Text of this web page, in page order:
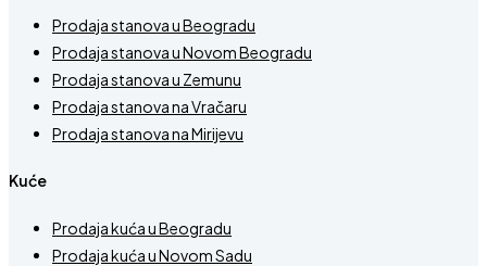
Prodaja stanova u Beogradu
Prodaja stanova u Novom Beogradu
Prodaja stanova u Zemunu
Prodaja stanova na Vračaru
Prodaja stanova na Mirijevu
Kuće
Prodaja kuća u Beogradu
Prodaja kuća u Novom Sadu